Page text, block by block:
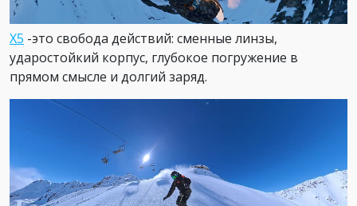
X5 -это свобода действий: сменные линзы,
ударостойкий корпус, глубокое погружение в
прямом смысле и долгий заряд.